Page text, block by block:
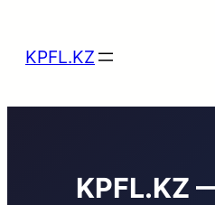
KPFL.KZ
KPFL.KZ